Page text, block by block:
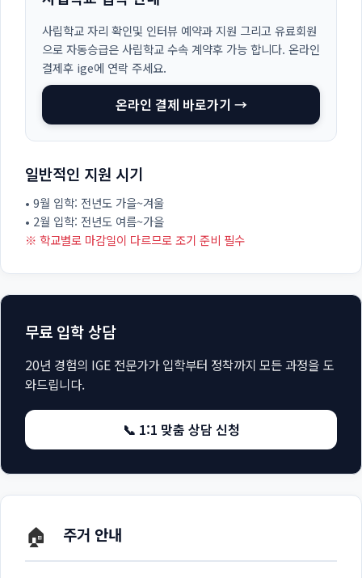
사립학교 자리 확인및 인터뷰 예약과 지원 그리고 유료회원
으로 자동승급은 사립학교 수속 계약후 가능 합니다. 온라인
결제후 ige에 연락 주세요.
온라인 결제 바로가기 →
일반적인 지원 시기
• 9월 입학: 전년도 가을~겨울
• 2월 입학: 전년도 여름~가을
※ 학교별로 마감일이 다르므로 조기 준비 필수
무료 입학 상담
20년 경험의 IGE 전문가가 입학부터 정착까지 모든 과정을 도
와드립니다.
📞 1:1 맞춤 상담 신청
🏠 주거 안내